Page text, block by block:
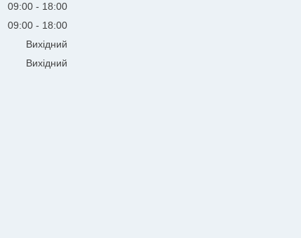
09:00
18:00
09:00
18:00
Вихідний
Вихідний